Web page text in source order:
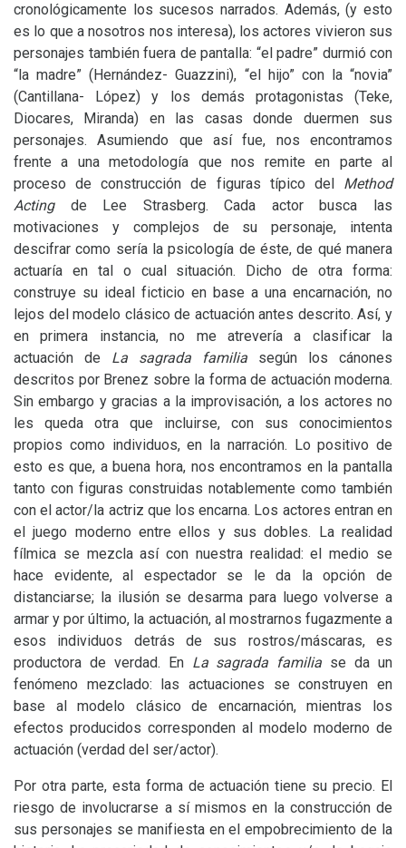
cronológicamente los sucesos narrados. Además, (y esto
es lo que a nosotros nos interesa), los actores vivieron sus
personajes también fuera de pantalla: “el padre” durmió con
“la madre” (Hernández- Guazzini), “el hijo” con la “novia”
(Cantillana- López) y los demás protagonistas (Teke,
Diocares, Miranda) en las casas donde duermen sus
personajes. Asumiendo que así fue, nos encontramos
frente a una metodología que nos remite en parte al
proceso de construcción de figuras típico del Method
Acting de Lee Strasberg. Cada actor busca las
motivaciones y complejos de su personaje, intenta
descifrar como sería la psicología de éste, de qué manera
actuaría en tal o cual situación. Dicho de otra forma:
construye su ideal ficticio en base a una encarnación, no
lejos del modelo clásico de actuación antes descrito. Así, y
en primera instancia, no me atrevería a clasificar la
actuación de La sagrada familia según los cánones
descritos por Brenez sobre la forma de actuación moderna.
Sin embargo y gracias a la improvisación, a los actores no
les queda otra que incluirse, con sus conocimientos
propios como individuos, en la narración. Lo positivo de
esto es que, a buena hora, nos encontramos en la pantalla
tanto con figuras construidas notablemente como también
con el actor/la actriz que los encarna. Los actores entran en
el juego moderno entre ellos y sus dobles. La realidad
fílmica se mezcla así con nuestra realidad: el medio se
hace evidente, al espectador se le da la opción de
distanciarse; la ilusión se desarma para luego volverse a
armar y por último, la actuación, al mostrarnos fugazmente a
esos individuos detrás de sus rostros/máscaras, es
productora de verdad. En La sagrada familia se da un
fenómeno mezclado: las actuaciones se construyen en
base al modelo clásico de encarnación, mientras los
efectos producidos corresponden al modelo moderno de
actuación (verdad del ser/actor).
Por otra parte, esta forma de actuación tiene su precio. El
riesgo de involucrarse a sí mismos en la construcción de
sus personajes se manifiesta en el empobrecimiento de la